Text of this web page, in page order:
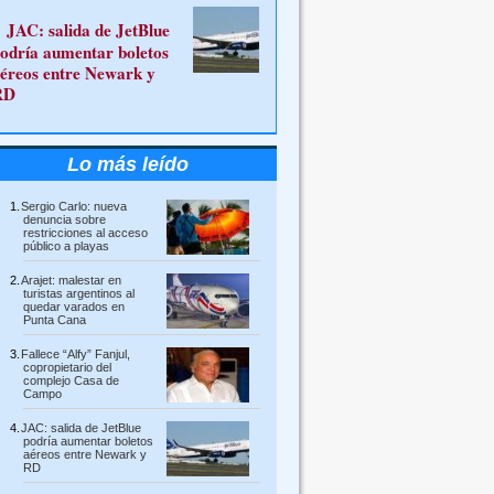
JAC: salida de JetBlue
aumentar boletos
entre Newark y
Lo más leído
Sergio Carlo: nueva
denuncia sobre
restricciones al acceso
público a playas
Arajet: malestar en
turistas argentinos al
quedar varados en
Punta Cana
Fallece “Alfy” Fanjul,
copropietario del
complejo Casa de
Campo
JAC: salida de JetBlue
podría aumentar boletos
aéreos entre Newark y
RD